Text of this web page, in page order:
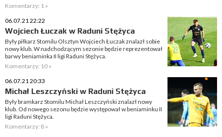
Komentarzy: 1 »
06.07.21 22:22
Wojciech Łuczak w Raduni Stężyca
Były piłkarz Stomilu Olsztyn Wojciech Łuczak znalazł sobie
nowy klub. W nadchodzącym sezonie będzie reprezentował
barwy beniaminka II ligi Raduni Stężyca.
Komentarzy: 10 »
06.07.21 20:33
Michał Leszczyński w Raduni Stężyca
Były bramkarz Stomilu Michał Leszczyński znalazł nowy
klub. Od nowego sezonu będzie występował w beniaminku II
ligi Raduni Stężyca.
Komentarzy: 8 »